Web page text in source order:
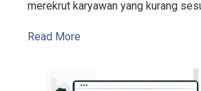
merekrut karyawan yang kurang
Read More